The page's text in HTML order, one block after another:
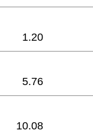
1.20
5.76
10.08